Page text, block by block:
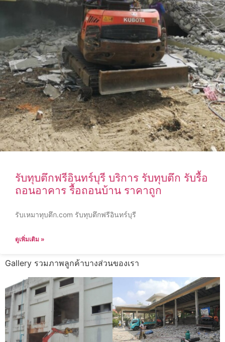
รับทุบตึกฟรีอินทร์บุรี บริการ รับทุบตึก รับรื้อ
ถอนอาคาร รื้อถอนบ้าน ราคาถูก
รับเหมาทุบตึก.com รับทุบตึกฟรีอินทร์บุรี
ดูเพิ่มเติม »
Gallery รวมภาพลูกค้าบางส่วนของเรา